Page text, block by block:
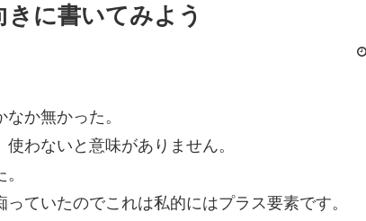
きに書いてみよう
か無かった。
わないと意味がありません。
ていたのでこれは私的にはプラス要素です。